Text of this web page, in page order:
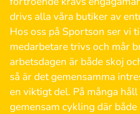
drivs alla våra butiker av
Hos oss på Sportson ser vi
medarbetare trivs och mår
arbetsdagen är både skoj
så är det gemensamma
en viktigt del. På många
gemensam cykling där